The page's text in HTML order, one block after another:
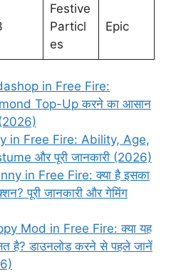
Festive
Particl
es
Epic
in Free Fire:
Top-Up करने का आसान
(2026)
in Free Fire: Ability, Age,
और पूरी जानकारी (2026)
in Free Fire: क्या है इसका
पूरी जानकारी और गेमिंग
Mod in Free Fire: क्या यह
है? डाउनलोड करने से पहले जानें